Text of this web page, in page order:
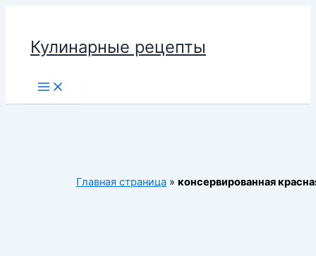
содержимому
Кулинарные рецепты
Main
Menu
Главная страница » консервированная